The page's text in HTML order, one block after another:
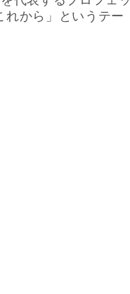
れから」というテー